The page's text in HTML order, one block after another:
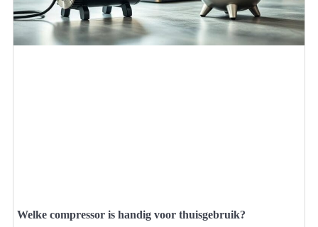
Welke compressor is handig voor thuisgebruik?